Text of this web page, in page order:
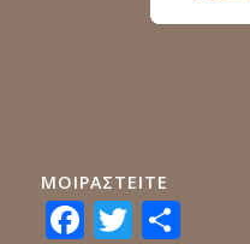
ΜΟΙΡΑΣTEITE
Facebook
Twitter